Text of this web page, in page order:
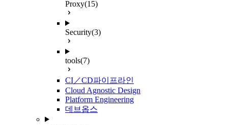
Proxy(15)
Security(3)
tools(7)
CI／CD파이프라인
Cloud Agnostic Design
Platform Engineering
데브옵스